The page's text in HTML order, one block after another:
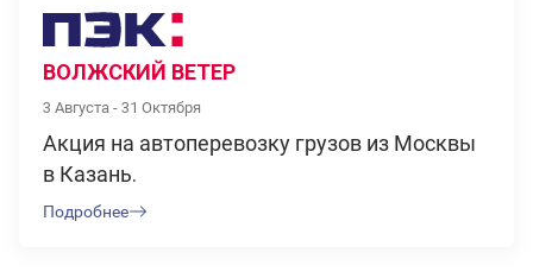
ВОЛЖСКИЙ ВЕТЕР
3 Августа - 31 Октября
Акция на автоперевозку грузов из Москвы
в Казань.
Подробнее